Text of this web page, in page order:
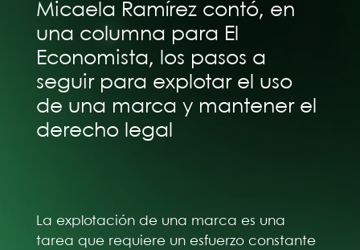
Micaela Ramírez contó, en
una columna para El
Economista, los pasos a
seguir para explotar el uso
de una marca y mantener el
derecho legal
La explotación de una marca es una
tarea que requiere un esfuerzo constante